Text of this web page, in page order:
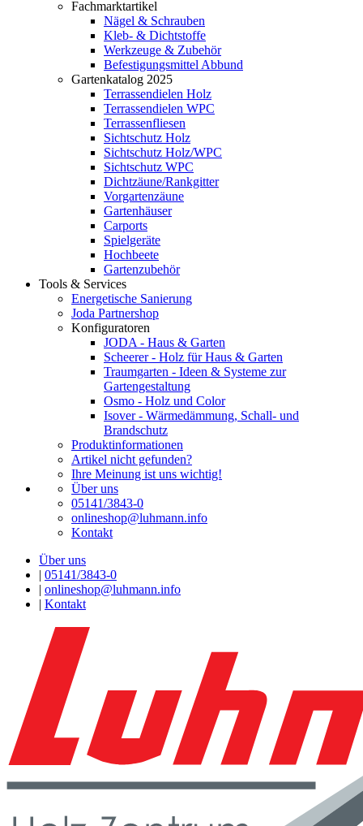
Fachmarktartikel
Nägel & Schrauben
Kleb- & Dichtstoffe
Werkzeuge & Zubehör
Befestigungsmittel Abbund
Gartenkatalog 2025
Terrassendielen Holz
Terrassendielen WPC
Terrassenfliesen
Sichtschutz Holz
Sichtschutz Holz/WPC
Sichtschutz WPC
Dichtzäune/Rankgitter
Vorgartenzäune
Gartenhäuser
Carports
Spielgeräte
Hochbeete
Gartenzubehör
Tools & Services
Energetische Sanierung
Joda Partnershop
Konfiguratoren
JODA - Haus & Garten
Scheerer - Holz für Haus & Garten
Traumgarten - Ideen & Systeme zur
Gartengestaltung
Osmo - Holz und Color
Isover - Wärmedämmung, Schall- und
Brandschutz
Produktinformationen
Artikel nicht gefunden?
Ihre Meinung ist uns wichtig!
Über uns
05141/3843-0
onlineshop@luhmann.info
Kontakt
Über uns
| 05141/3843-0
| onlineshop@luhmann.info
| Kontakt